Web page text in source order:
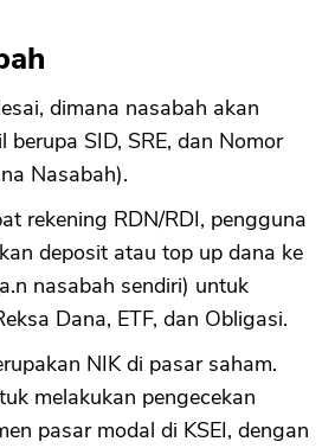
dimana nasabah akan
berupa SID, SRE, dan Nomor
Nasabah).
rekening RDN/RDI, pengguna
deposit atau top up dana ke
nasabah sendiri) untuk
Dana, ETF, dan Obligasi.
NIK di pasar saham.
melakukan pengecekan
pasar modal di KSEI, dengan